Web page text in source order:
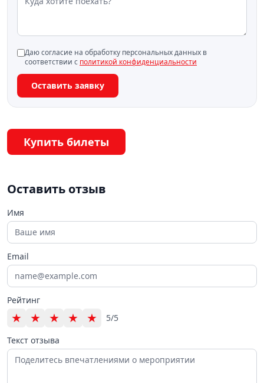
Даю согласие на обработку персональных данных в
соответствии с политикой конфиденциальности
Оставить заявку
Купить билеты
Оставить отзыв
Имя
Email
Рейтинг
★ ★ ★ ★ ★
5/5
Текст отзыва